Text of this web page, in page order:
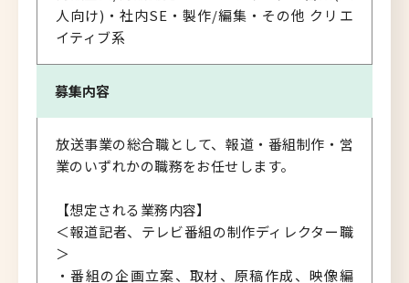
人向け)・社内SE・製作/編集・その他 クリエ
イティブ系
募集内容
放送事業の総合職として、報道・番組制作・営
業のいずれかの職務をお任せします。
【想定される業務内容】
＜報道記者、テレビ番組の制作ディレクター職
＞
・番組の企画立案、取材、原稿作成、映像編